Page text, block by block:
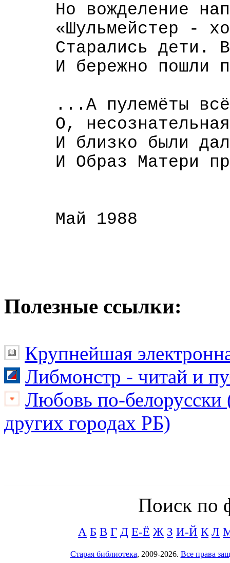
Но вожделение
«Шульмейстер -
Старались дети.
И бережно пошли
...А пулемёты
О,
И близко были
И Образ Матери
Май 1988
Полезные ссылки:
Крупнейшая
Либмонстр - читай и
Любовь по-белорусски
других городах РБ)
Поиск по
А Б В Г Д Е-Ё Ж З И-Й К Л
Старая библиотека, 2009-2026. Все права